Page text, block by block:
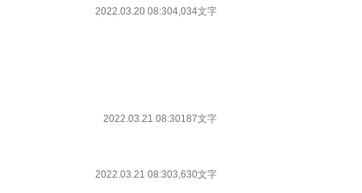
2022.03.20 08:304,034文字
2022.03.21 08:30187文字
2022.03.21 08:303,630文字